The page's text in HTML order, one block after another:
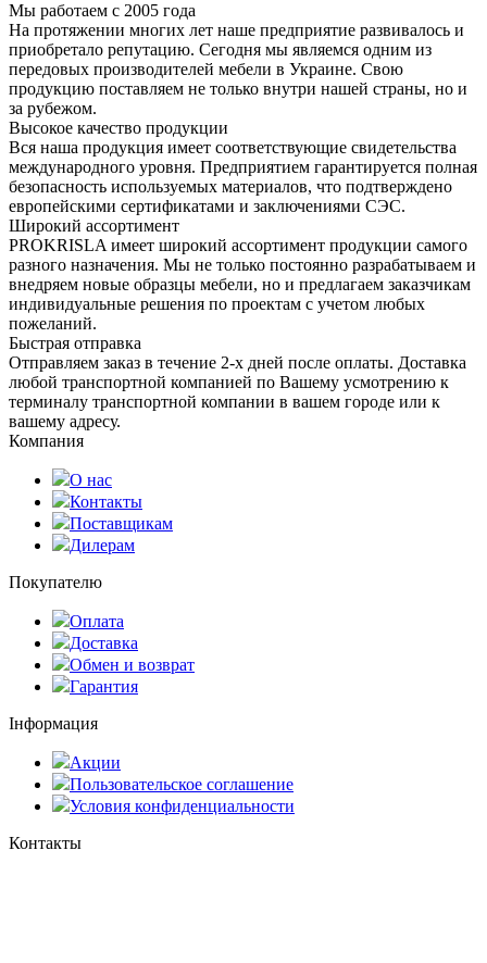
Мы работаем с 2005 года
На протяжении многих лет наше предприятие развивалось и
приобретало репутацию. Сегодня мы являемся одним из
передовых производителей мебели в Украине. Свою
продукцию поставляем не только внутри нашей страны, но и
за рубежом.
Высокое качество продукции
Вся наша продукция имеет соответствующие свидетельства
международного уровня. Предприятием гарантируется полная
безопасность используемых материалов, что подтверждено
европейскими сертификатами и заключениями СЭС.
Широкий ассортимент
PROKRISLA имеет широкий ассортимент продукции самого
разного назначения. Мы не только постоянно разрабатываем и
внедряем новые образцы мебели, но и предлагаем заказчикам
индивидуальные решения по проектам с учетом любых
пожеланий.
Быстрая отправка
Отправляем заказ в течение 2-х дней после оплаты. Доставка
любой транспортной компанией по Вашему усмотрению к
терминалу транспортной компании в вашем городе или к
вашему адресу.
Компания
О нас
Контакты
Поставщикам
Дилерам
Покупателю
Оплата
Доставка
Обмен и возврат
Гарантия
Інформация
Акции
Пользовательское соглашение
Условия конфиденциальности
Контакты